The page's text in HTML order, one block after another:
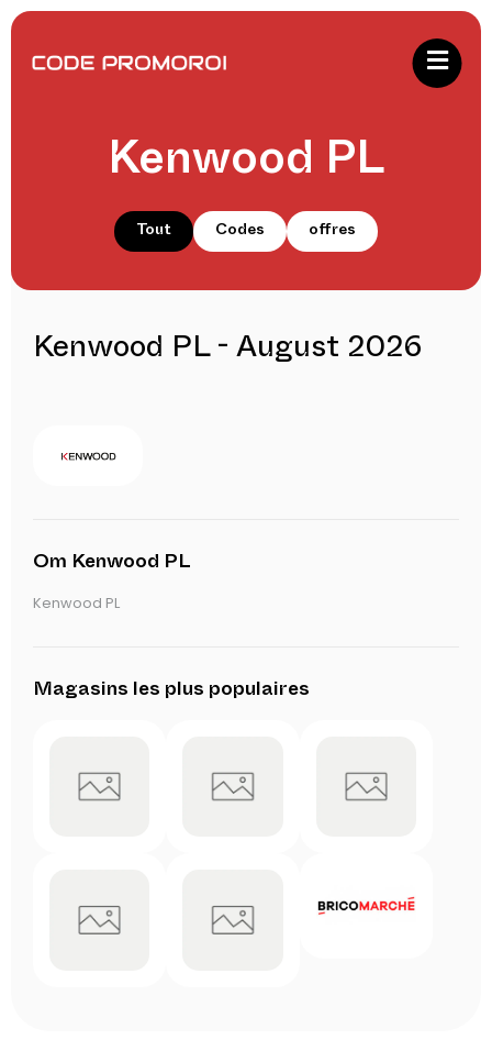
Kenwood PL
Tout Codes offres
Kenwood PL - August 2026
Om Kenwood PL
Kenwood PL
Magasins les plus populaires